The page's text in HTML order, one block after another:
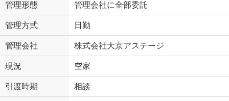
管理形態 管理会社に全部委託
管理方式 日勤
管理会社 株式会社大京アステージ
現況 空家
引渡時期 相談